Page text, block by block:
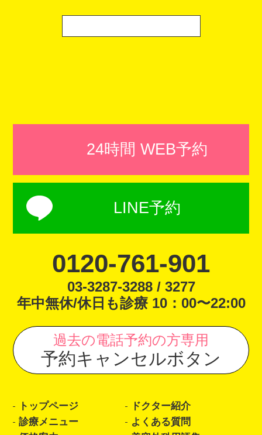
24時間 WEB予約
LINE予約
0120-761-901
03-3287-3288 / 3277
年中無休/休日も診療 10：00〜22:00
過去の電話予約の方専用
予約キャンセルボタン
トップページ
ドクター紹介
診療メニュー
よくある質問